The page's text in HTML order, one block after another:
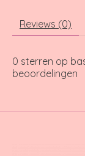
Reviews (0)
0 sterren op
beoordelingen